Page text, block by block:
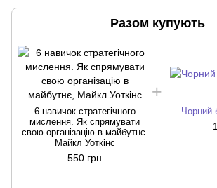
Разом купують
6 навичок стратегічного
мислення. Як спрямувати
свою організацію в майбутнє.
Майкл Уоткінс
550 грн
Чорний